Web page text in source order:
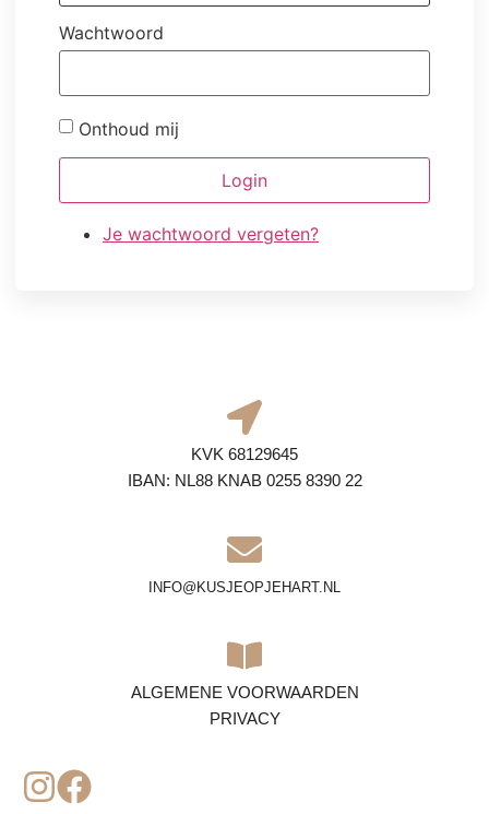
Wachtwoord
Onthoud mij
Login
Je wachtwoord vergeten?
KVK 68129645
IBAN: NL88 KNAB 0255 8390 22
INFO@KUSJEOPJEHART.NL
ALGEMENE VOORWAARDEN
PRIVACY